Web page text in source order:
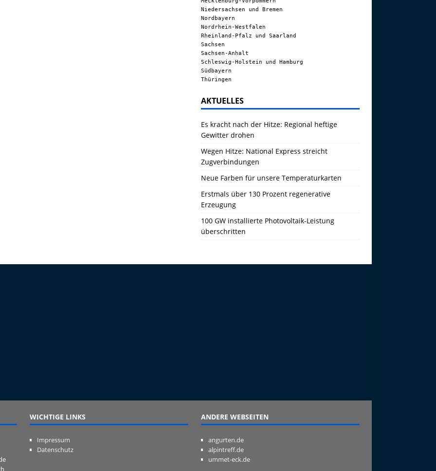
Niedersachsen und Bremen
Nordbayern
Nordrhein-Westfalen
Rheinland-Pfalz und Saarland
Sachsen
Sachsen-Anhalt
Schleswig-Holstein und Hamburg
Südbayern
Thüringen
AKTUELLES
Es kracht nach der Hitze: Regional heftige
Gewitter drohen
Wegen Hitze: National Express streicht
Zugverbindungen
Neue Farben für unsere Temperaturkarten
Erstmals über 130 Prozent regenerative
Erzeugung
100 GW installierte Photovoltaik-Leistung
überschritten
WICHTIGE LINKS
Impressum
Datenschutz
ANDERE WEBSEITEN
angurten.de
alpintreff.de
ummet-eck.de